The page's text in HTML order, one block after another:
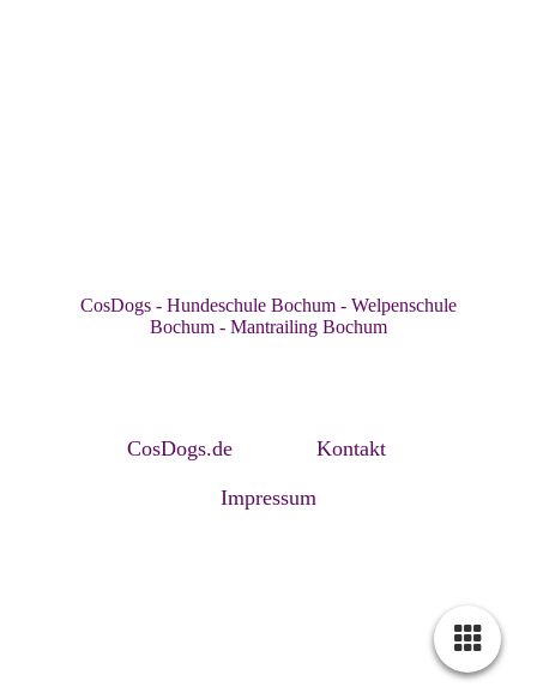
CosDogs - Hundeschule Bochum - Welpenschule
Bochum - Mantrailing Bochum
CosDogs.de Kontakt
Impressum